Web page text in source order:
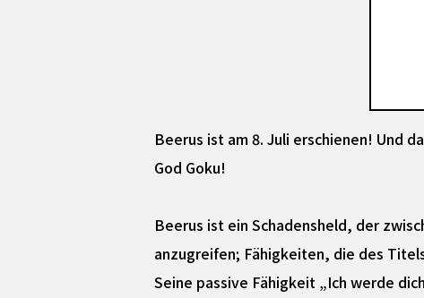
Beerus ist am 8. Juli erschienen! Und
God Goku!
Beerus ist ein Schadensheld, der
anzugreifen; Fähigkeiten, die des
Seine passive Fähigkeit „Ich werde